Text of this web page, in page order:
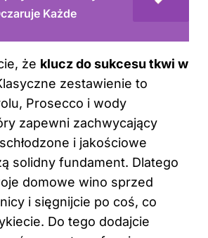
Każde
że klucz do sukcesu tkwi w
zestawienie to
Prosecco i wody
zapewni zachwycający
i jakościowe
solidny fundament. Dlatego
domowe wino sprzed
i sięgnijcie po coś, co
Do tego dodajcie